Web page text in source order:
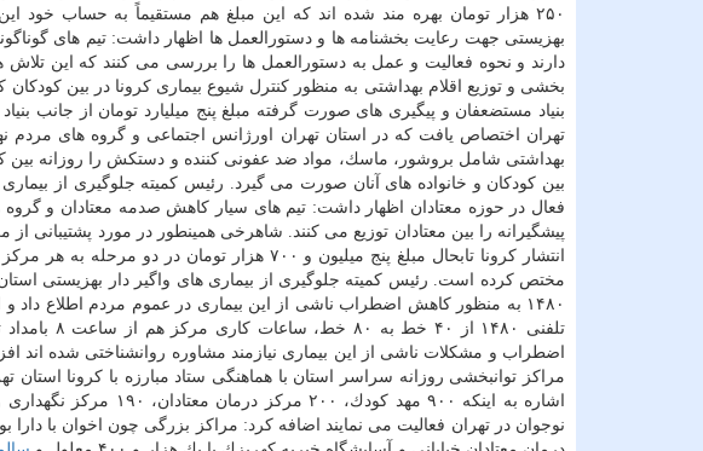
۲۵۰ هزار تومان بهره مند شده اند كه این مبلغ هم مستقیماً به حساب
بهزیستی جهت رعایت بخشنامه ها و دستورالعمل ها اظهار داشت: تیم های
دارند و نحوه فعالیت و عمل به دستورالعمل ها را بررسی می كنند كه این
بخشی و توزیع اقلام بهداشتی به منظور كنترل شیوع بیماری كرونا در بین كودكان
بنیاد مستضعفان و پیگیری های صورت گرفته مبلغ پنج میلیارد تومان از جانب
تهران اختصاص یافت كه در استان تهران اورژانس اجتماعی و گروه های مردم
بهداشتی شامل بروشور، ماسك، مواد ضد عفونی كننده و دستكش را روزانه بین
بین كودكان و خانواده های آنان صورت می گیرد. رئیس كمیته جلوگیری از
فعال در حوزه معتادان اظهار داشت: تیم های سیار كاهش صدمه معتادان و گروه
پیشگیرانه را بین معتادان توزیع می كنند. شاهرخی همینطور در مورد پشتیبانی
انتشار كرونا تابحال مبلغ پنج میلیون و ۷۰۰ هزار
مختص كرده است. رئیس كمیته جلوگیری از بیماری های واگیر دار بهزیستی
۱۴۸۰ به منظور كاهش اضطراب ناشی از این بیماری در عموم مردم اطلاع
اضطراب و مشكلات ناشی از این بیماری نیازمند مشاوره روانشناختی شده